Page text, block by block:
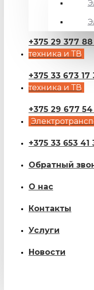
+375 29 377 88
техника и ТВ
+375 33 673 17
техника и ТВ
+375 29 677 54
+375 33 653 41
Обратный
О нас
Контакты
Услуги
Новости